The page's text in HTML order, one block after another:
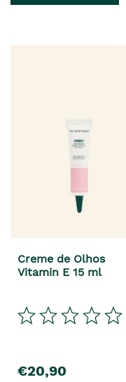
Creme de Olhos
Vitamin E 15 ml
€20,90